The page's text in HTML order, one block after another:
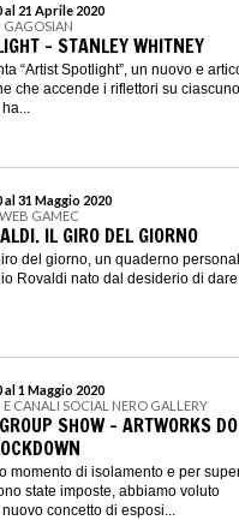
al 21 Aprile 2020
GAGOSIAN
- STANLEY WHITNEY
“Artist Spotlight”, un nuovo e
che accende i riflettori su
31 Maggio 2020
GAMEC
IL GIRO DEL GIORNO
del giorno, un quaderno
Rovaldi nato dal desiderio di dare
1 Maggio 2020
E CANALI SOCIAL NERO GALLERY
SHOW - ARTWORKS
momento di isolamento e per
state imposte, abbiamo voluto
concetto di esposi...